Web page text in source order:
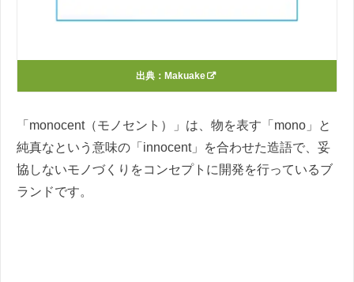
出典： Makuake
「monocent（モノセント）」は、物を表す「mono」と
純真なという意味の「innocent」を合わせた造語で、妥
協しないモノづくりをコンセプトに開発を行っているブ
ランドです。